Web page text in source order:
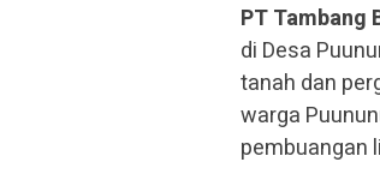
PT Tambang
di Desa
tanah dan
warga
pembuangan